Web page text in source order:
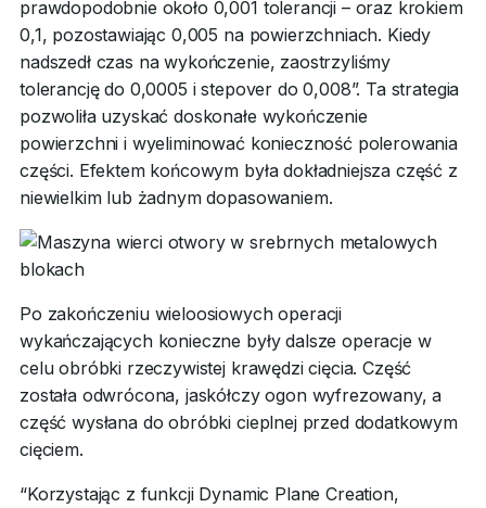
prawdopodobnie około 0,001 tolerancji – oraz krokiem
0,1, pozostawiając 0,005 na powierzchniach. Kiedy
nadszedł czas na wykończenie, zaostrzyliśmy
tolerancję do 0,0005 i stepover do 0,008”. Ta strategia
pozwoliła uzyskać doskonałe wykończenie
powierzchni i wyeliminować konieczność polerowania
części. Efektem końcowym była dokładniejsza część z
niewielkim lub żadnym dopasowaniem.
Po zakończeniu wieloosiowych operacji
wykańczających konieczne były dalsze operacje w
celu obróbki rzeczywistej krawędzi cięcia. Część
została odwrócona, jaskółczy ogon wyfrezowany, a
część wysłana do obróbki cieplnej przed dodatkowym
cięciem.
“Korzystając z funkcji Dynamic Plane Creation,